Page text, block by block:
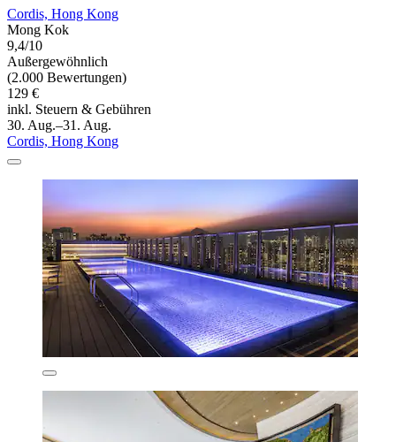
Cordis, Hong Kong
Mong Kok
9,4/10
Außergewöhnlich
(2.000 Bewertungen)
129 €
inkl. Steuern & Gebühren
30. Aug.–31. Aug.
Cordis, Hong Kong